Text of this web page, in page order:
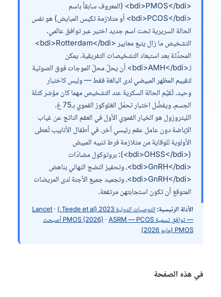
<bdi>PMOS</bdi> (المعروف سابقاً باسم
<bdi>PCOS</bdi> أو متلازمة تكيس المبايض) هو نفس
الحالة السريرية تحت اسم جديد اختير عبر توافق عالمي.
التشخيص ما زال يتبع معايير <bdi>Rotterdam</bdi>
المحدَّثة بعد استبعاد التشخيصات التفريقية. يمكن
لـ<bdi>AMH</bdi> أن يحلّ محلّ الموجات فوق الصوتية
لتقييم المظهر المبيضي لدى البالغة فقط — وليس كاختبار
وحيد. تُقيَّم الحالة السكرية عند التشخيص مهما كان مؤشر كتلة
الجسم، ويفضَّل اختبار تحمّل الغلوكوز الفموي بـ75 غ.
الليتروزول هو الخيار الفموي الأول في العقم الناتج عن غياب
الإباضة دون عامل عقم رئيسي آخر. في أطفال الأنابيب تُعطى
الأولوية للوقاية من متلازمة فرط تنبيه المبيض
(<bdi>OHSS</bdi>): بروتوكول مضادّات
<bdi>GnRH</bdi>، وتحفيز النضج النهائي بناهض
<bdi>GnRH</bdi>، وتجميد جميع الأجنة لدى المريضات
المتوقع أن تكون استجابتهن مرتفعة.
الأدلة الرئيسية:التوصيات الدولية 2023 (Teede et al.) ·
Lancet
— توافق تسمية PMOS (2026)
·
ASRM — PCOS أصبحت
PMOS (مايو 2026)
في هذه الصفحة